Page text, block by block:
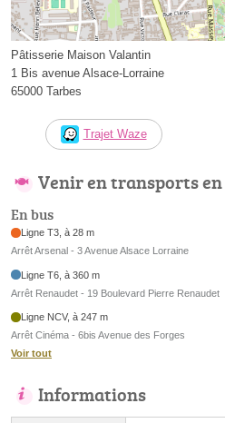
Pâtisserie Maison Valantin
1 Bis avenue Alsace-Lorraine
65000 Tarbes
Trajet Waze
Venir en transports
En bus
Ligne T3, à 28 m
Arrêt Arsenal - 3 Avenue Alsace Lorraine
Ligne T6, à 360 m
Arrêt Renaudet - 19 Boulevard Pierre Renaudet
Ligne NCV, à 247 m
Arrêt Cinéma - 6bis Avenue des Forges
Voir tout
Informations